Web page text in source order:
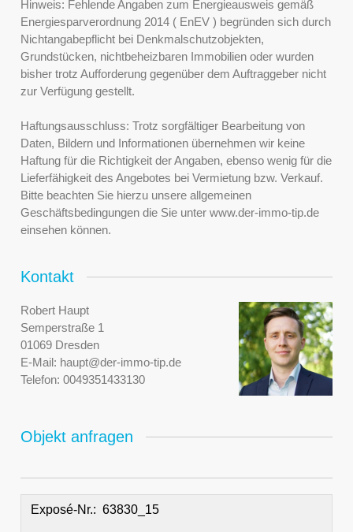
Hinweis: Fehlende Angaben zum Energieausweis gemäß
Energiesparverordnung 2014 ( EnEV ) begründen sich durch
Nichtangabepflicht bei Denkmalschutzobjekten,
Grundstücken, nichtbeheizbaren Immobilien oder wurden
bisher trotz Aufforderung gegenüber dem Auftraggeber nicht
zur Verfügung gestellt.
Haftungsausschluss: Trotz sorgfältiger Bearbeitung von
Daten, Bildern und Informationen übernehmen wir keine
Haftung für die Richtigkeit der Angaben, ebenso wenig für die
Lieferfähigkeit des Angebotes bei Vermietung bzw. Verkauf.
Bitte beachten Sie hierzu unsere allgemeinen
Geschäftsbedingungen die Sie unter www.der-immo-tip.de
einsehen können.
Kontakt
Robert Haupt
Semperstraße 1
01069 Dresden
E-Mail: haupt@der-immo-tip.de
Telefon: 0049351433130
Objekt anfragen
Exposé-Nr.: